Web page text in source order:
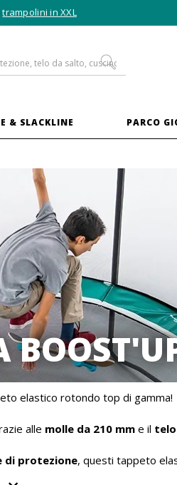
trampolini in XXL
& SLACKLINE PARCO
elastico rotondo top di gamma!
alle molle da 210 mm e il
di protezione, questi tappeto